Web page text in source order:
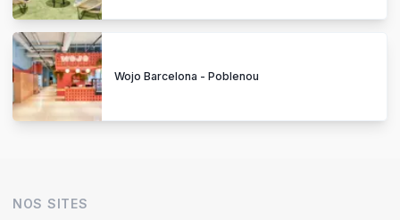
Wojo Barcelona - Poblenou
NOS SITES